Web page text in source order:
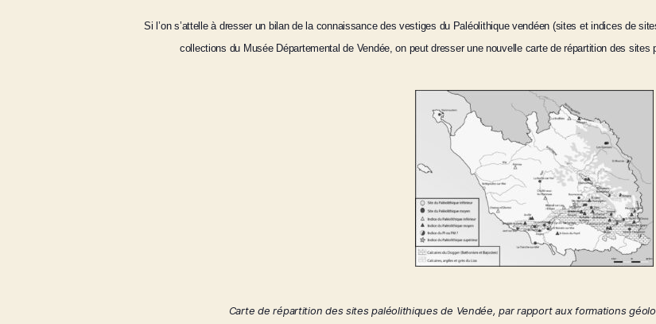
Si l’on s’attelle à dresser un bilan de la connaissance des vestiges du Paléolithique vendéen (sites et indices de
collections du Musée Départemental de Vendée, on peut dresser une nouvelle carte de répartition des sites
Carte de répartition des sites paléolithiques de Vendée, par rapport aux formations